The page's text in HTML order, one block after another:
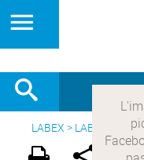
LABEX > LABEX